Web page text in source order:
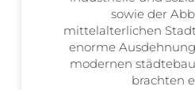
sowie der
mittelalterlichen
enorme
modernen
brachten